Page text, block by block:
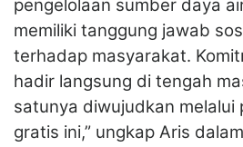
pengelolaan sumber daya
memiliki tanggung jawab
terhadap masyarakat.
hadir langsung di tengah
satunya diwujudkan melalui
gratis ini,” ungkap Aris